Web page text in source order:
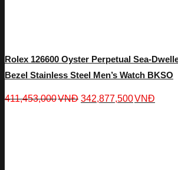
Rolex 126600 Oyster Perpetual Sea-
Bezel Stainless Steel Men’s Watch BKSO
411,453,000VNĐ 342,877,500VNĐ